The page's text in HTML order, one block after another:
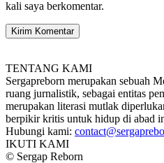
kali saya berkomentar.
TENTANG KAMI
Sergapreborn merupakan sebuah
ruang jurnalistik, sebagai entitas
merupakan literasi mutlak
berpikir kritis untuk hidup di abad
Hubungi kami:
IKUTI KAMI
© Sergap Reborn